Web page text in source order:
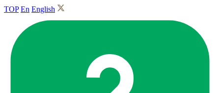
TOP En English